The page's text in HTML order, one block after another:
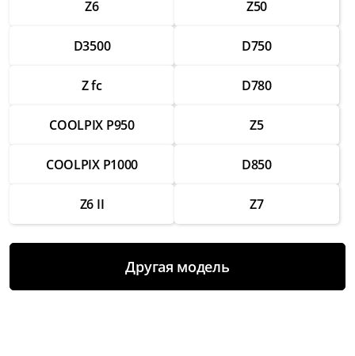
Ремонт разъемов для подключения
аксессуаров
Замена вспышки
от 1 500 ₽
Восстановление работы после попадания
от 3 000 ₽
Чистка и настройка
Z6 Z50
D3500 D750
Z fc D780
COOLPIX P950 Z5
COOLPIX P1000 D850
Z6 II Z7
Другая модель